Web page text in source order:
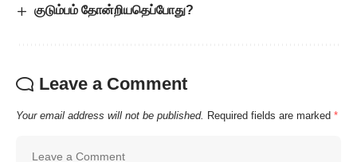
குடும்பம் தோன்றியதெப்போது?
Leave a Comment
Your email address will not be published. Required fields are marked *